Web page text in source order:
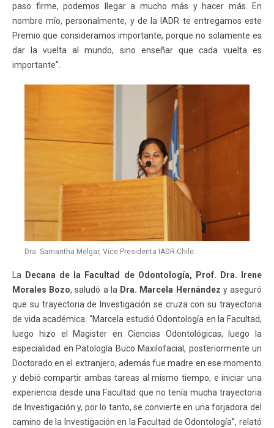
paso firme, podemos llegar a mucho más y hacer más. En
nombre mío, personalmente, y de la IADR te entregamos este
Premio que consideramos importante, porque no solamente es
dar la vuelta al mundo, sino enseñar que cada vuelta es
importante”.
Dra. Samantha Melgar, Vice Presidenta IADR-Chile.
La Decana de la Facultad de Odontología, Prof. Dra. Irene
Morales Bozo, saludó a la Dra. Marcela Hernández y aseguró
que su trayectoria de Investigación se cruza con su trayectoria
de vida académica. “Marcela estudió Odontología en la Facultad,
luego hizo el Magister en Ciencias Odontológicas, luego la
especialidad en Patología Buco Maxilofacial, posteriormente un
Doctorado en el extranjero, además fue madre en ese momento
y debió compartir ambas tareas al mismo tiempo, e iniciar una
experiencia desde una Facultad que no tenía mucha trayectoria
de Investigación y, por lo tanto, se convierte en una forjadora del
camino de la Investigación en la Facultad de Odontología”, relató